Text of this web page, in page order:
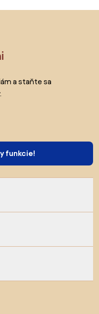
a staňte sa
funkcie!